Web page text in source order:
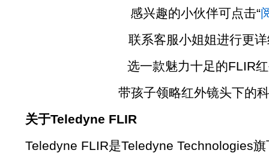
感兴趣的小伙伴可点击“
联系客服小姐姐进行更详
选一款魅力十足的FLIR红
带孩子领略红外镜头下的科
关于Teledyne FLIR
Teledyne FLIR是Teledyne Technologies旗